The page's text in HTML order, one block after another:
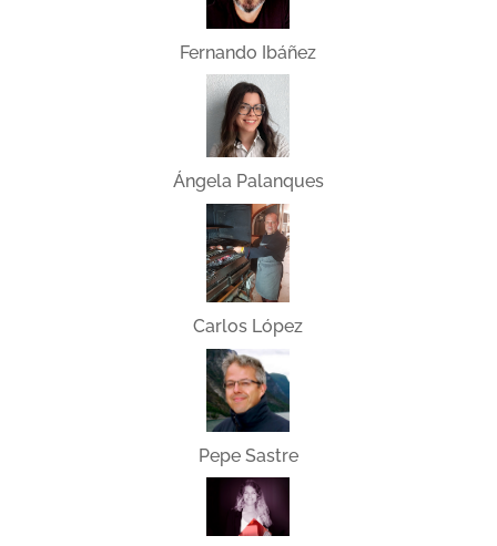
Fernando Ibáñez
Ángela Palanques
Carlos López
Pepe Sastre